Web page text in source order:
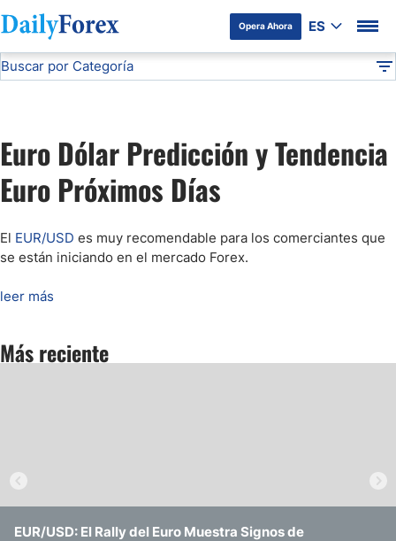
Opera Ahora ES
Divulgación del Anunciante
Buscar por Categoría
Análisis de Mercados Bursátiles
Pronóstico del S&P 500 Hoy
Pronóstico Semanal Forex
Euro Dólar Predicción y Tendencia
Euro Próximos Días
El EUR/USD es muy recomendable para los comerciantes que
se están iniciando en el mercado Forex.
leer más
Más reciente
EUR/USD: El Rally del Euro Muestra Signos de
EUR/USD Continúa Operando Sin Ninguna Convicción
EUR/USD en Agosto de 2026: Pronóstico, Niveles Clave y